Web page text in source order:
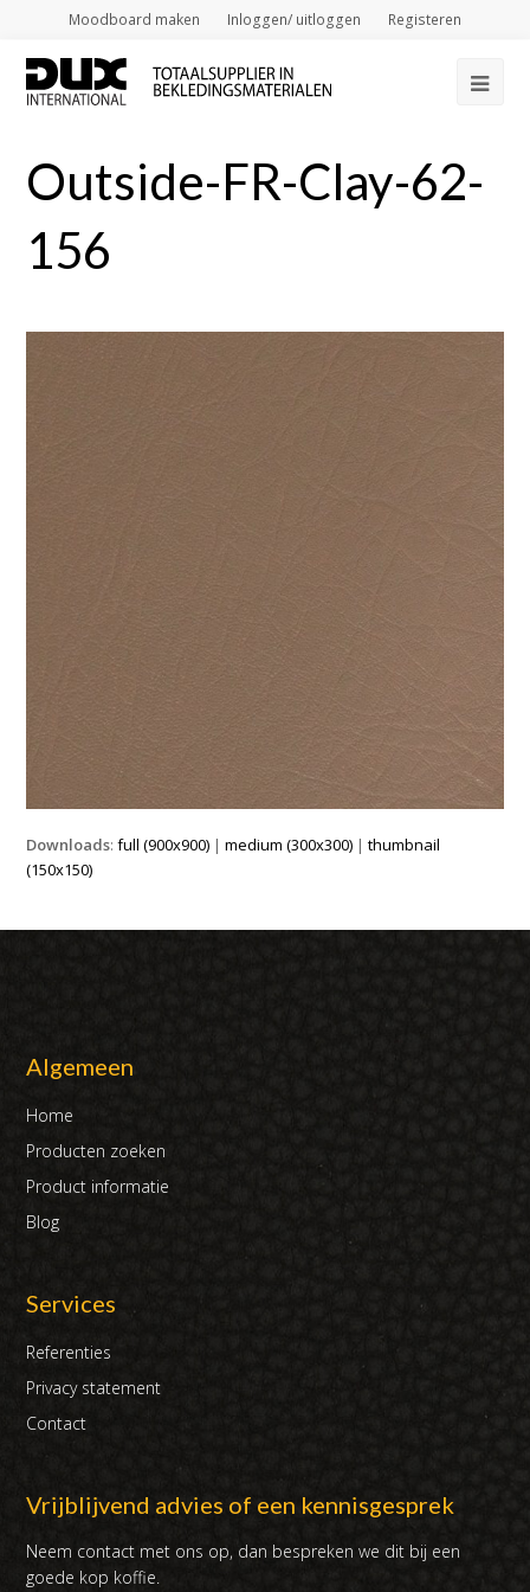
Moodboard maken Inloggen/ uitloggen Registeren
Outside-FR-Clay-62-
156
Downloads:full (900x900) |medium (300x300) |thumbnail
(150x150)
Algemeen
Home
Producten zoeken
Product informatie
Blog
Services
Referenties
Privacy statement
Contact
Vrijblijvend advies of een kennisgesprek
Neem contact met ons op, dan bespreken we dit bij een
goede kop koffie.